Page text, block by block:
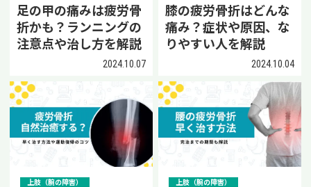
足の甲の痛みは疲労骨
折かも？ランニングの
注意点や治し方を解説
2024.10.07
膝の疲労骨折はどんな
痛み？症状や原因、な
りやすい人を解説
2024.10.04
上肢（腕の障害）
上肢（腕の障害）